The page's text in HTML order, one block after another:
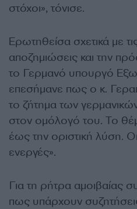
στόχοι», τόνισε.
Ερωτηθείσα σχετικά με
αποζημιώσεις και την
το Γερμανό υπουργό
επεσήμανε πως ο κ.
το ζήτημα των
στον ομόλογό του. Το
έως την οριστική λύση.
ενεργές».
Για τη ρήτρα αμοιβαίας
πως υπάρχουν